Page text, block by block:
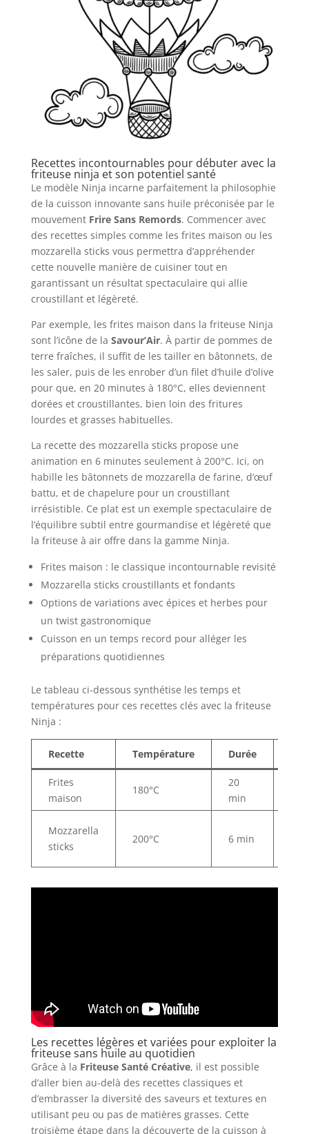
Recettes incontournables pour débuter avec la
friteuse ninja et son potentiel santé
Le modèle Ninja incarne parfaitement la philosophie
de la cuisson innovante sans huile préconisée par le
mouvement Frire Sans Remords. Commencer avec
des recettes simples comme les frites maison ou les
mozzarella sticks vous permettra d’appréhender
cette nouvelle manière de cuisiner tout en
garantissant un résultat spectaculaire qui allie
croustillant et légèreté.
Par exemple, les frites maison dans la friteuse Ninja
sont l’icône de la Savour’Air. À partir de pommes de
terre fraîches, il suffit de les tailler en bâtonnets, de
les saler, puis de les enrober d’un filet d’huile d’olive
pour que, en 20 minutes à 180°C, elles deviennent
dorées et croustillantes, bien loin des fritures
lourdes et grasses habituelles.
La recette des mozzarella sticks propose une
animation en 6 minutes seulement à 200°C. Ici, on
habille les bâtonnets de mozzarella de farine, d’œuf
battu, et de chapelure pour un croustillant
irrésistible. Ce plat est un exemple spectaculaire de
l’équilibre subtil entre gourmandise et légèreté que
la friteuse à air offre dans la gamme Ninja.
Frites maison : le classique incontournable revisité
Mozzarella sticks croustillants et fondants
Options de variations avec épices et herbes pour
un twist gastronomique
Cuisson en un temps record pour alléger les
préparations quotidiennes
Le tableau ci-dessous synthétise les temps et
températures pour ces recettes clés avec la friteuse
Ninja :
Recette Température Durée
Frites
maison
180°C
20
min
Mozzarella
sticks
200°C 6 min
Les recettes légères et variées pour exploiter la
friteuse sans huile au quotidien
Grâce à la Friteuse Santé Créative, il est possible
d’aller bien au-delà des recettes classiques et
d’embrasser la diversité des saveurs et textures en
utilisant peu ou pas de matières grasses. Cette
troisième étape dans la découverte de la cuisson à